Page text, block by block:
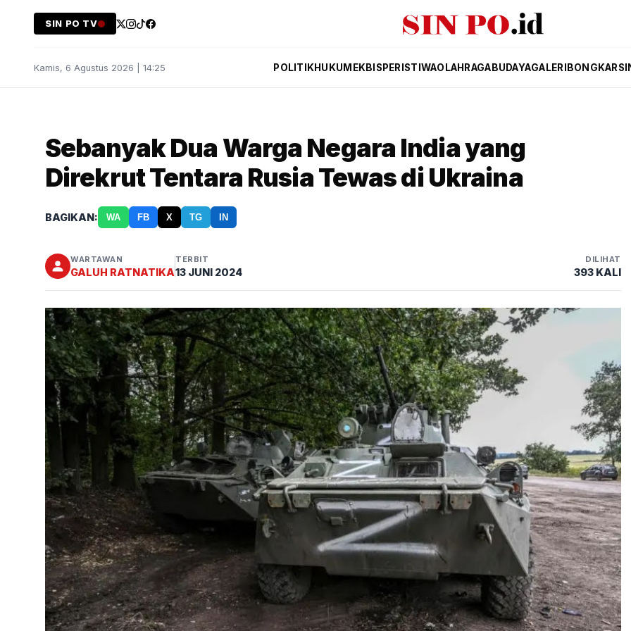
SIN PO TV
Kamis, 6 Agustus 2026 | 14:25 POLITIKHUKUM EKBIS PERISTIWAOLAHRAGA BUDAYAGALERI BONGKAR
Sebanyak Dua Warga Negara India yang
Direkrut Tentara Rusia Tewas di Ukraina
BAGIKAN: WA FB X TG IN
WARTAWAN
GALUH RATNATIKA
TERBIT
13 JUNI 2024
DILIHAT
393 KALI